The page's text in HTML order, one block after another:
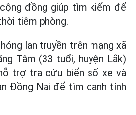
đồng giúp tìm kiếm để
tiêm phòng.
lan truyền trên mạng xã
Tâm (33 tuổi, huyện Lắk)
trợ tra cứu biển số xe và
Đồng Nai để tìm danh tính